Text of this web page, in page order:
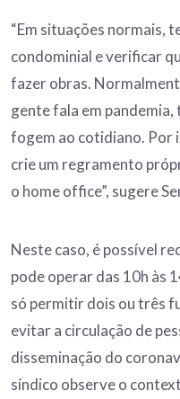
“Em situações normais,
condominial e verificar
fazer obras.
gente fala em
fogem ao cotidiano. Por
crie um regramento
o home office”, sugere
Neste caso, é possível
pode operar das 10h às
só permitir dois ou três
evitar a circulação de
disseminação do
síndico observe o